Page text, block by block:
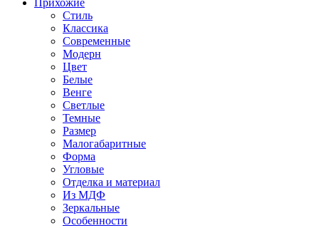
Прихожие
Стиль
Классика
Современные
Модерн
Цвет
Белые
Венге
Светлые
Темные
Размер
Малогабаритные
Форма
Угловые
Отделка и материал
Из МДФ
Зеркальные
Особенности